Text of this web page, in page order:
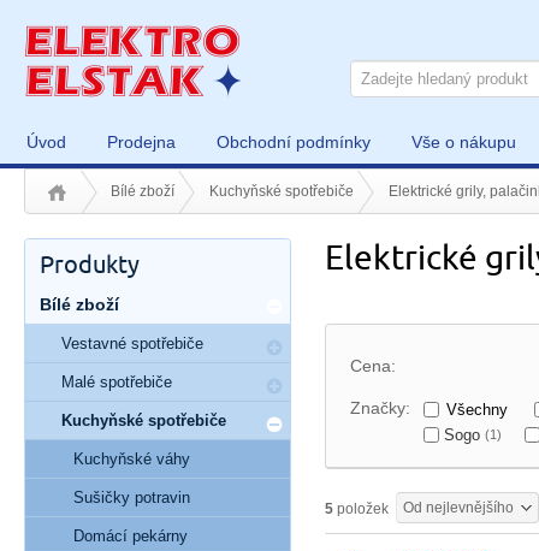
Úvod Prodejna Obchodní podmínky Vše o nákupu
Bílé zboží Kuchyňské spotřebiče Elektrické grily,
Elektrické
Cena:
Značky:
Všechny
Sogo (1)
5 položek Od nejlevnějšího
Produkty
Bílé zboží
Vestavné spotřebiče
Malé spotřebiče
Kuchyňské spotřebiče
Kuchyňské váhy
Sušičky potravin
Domácí pekárny